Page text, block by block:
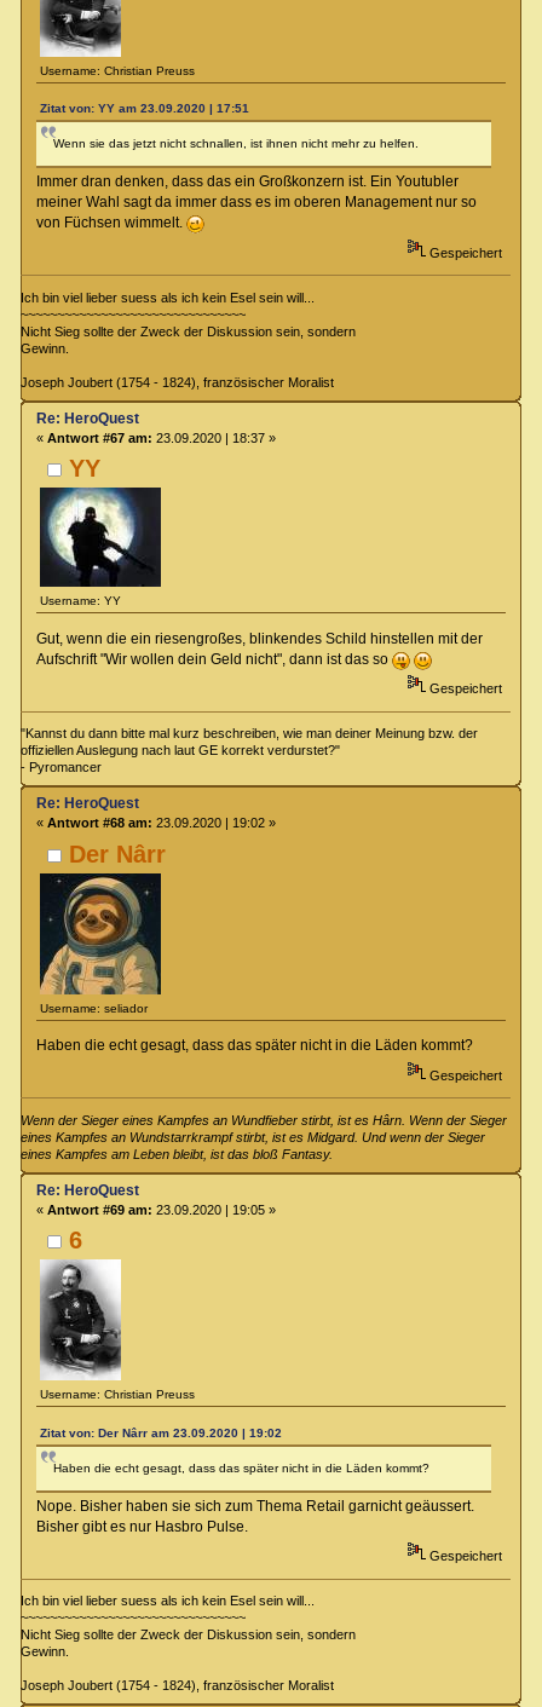
Username: Christian Preuss
Zitat von: YY am 23.09.2020 | 17:51
Wenn sie das jetzt nicht schnallen, ist ihnen nicht mehr zu helfen.
Immer dran denken, dass das ein Großkonzern ist. Ein Youtubler
meiner Wahl sagt da immer dass es im oberen Management nur so
von Füchsen wimmelt.
Gespeichert
Ich bin viel lieber suess als ich kein Esel sein will...
~~~~~~~~~~~~~~~~~~~~~~~~~~~~~~~
Nicht Sieg sollte der Zweck der Diskussion sein, sondern
Gewinn.
Joseph Joubert (1754 - 1824), französischer Moralist
YY
Username: YY
Re: HeroQuest
« Antwort #67 am: 23.09.2020 | 18:37 »
Gut, wenn die ein riesengroßes, blinkendes Schild hinstellen mit der
Aufschrift "Wir wollen dein Geld nicht", dann ist das so
Gespeichert
"Kannst du dann bitte mal kurz beschreiben, wie man deiner Meinung bzw. der
offiziellen Auslegung nach laut GE korrekt verdurstet?"
- Pyromancer
Der Nârr
Username: seliador
Re: HeroQuest
« Antwort #68 am: 23.09.2020 | 19:02 »
Haben die echt gesagt, dass das später nicht in die Läden kommt?
Gespeichert
Wenn der Sieger eines Kampfes an Wundfieber stirbt, ist es Hârn. Wenn der Sieger
eines Kampfes an Wundstarrkrampf stirbt, ist es Midgard. Und wenn der Sieger
eines Kampfes am Leben bleibt, ist das bloß Fantasy.
6
Username: Christian Preuss
Re: HeroQuest
« Antwort #69 am: 23.09.2020 | 19:05 »
Zitat von: Der Nârr am 23.09.2020 | 19:02
Haben die echt gesagt, dass das später nicht in die Läden kommt?
Nope. Bisher haben sie sich zum Thema Retail garnicht geäussert.
Bisher gibt es nur Hasbro Pulse.
Gespeichert
Ich bin viel lieber suess als ich kein Esel sein will...
~~~~~~~~~~~~~~~~~~~~~~~~~~~~~~~
Nicht Sieg sollte der Zweck der Diskussion sein, sondern
Gewinn.
Joseph Joubert (1754 - 1824), französischer Moralist